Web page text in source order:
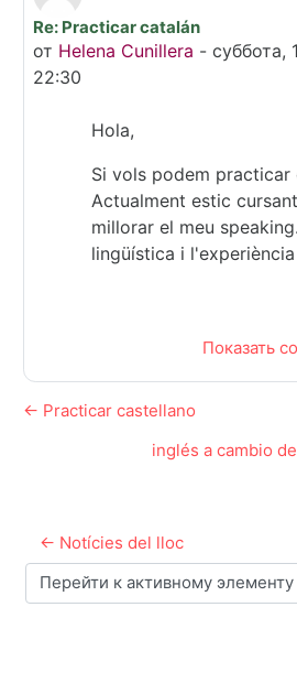
В ответ на Maria Angeles
Re: Practicar catalán
от Helena Cunillera - суббота,
22:30
Hola,
Si vols podem practicar
Actualment estic
millorar el meu
lingüística i
Показать
← Practicar castellano
inglés a cambio
← Notícies del lloc
Перейти к активному элементу